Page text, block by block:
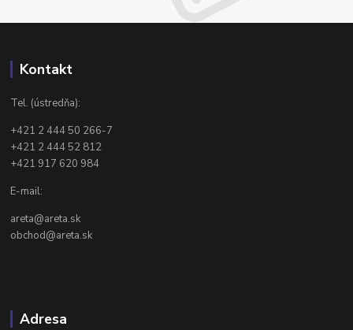
Kontakt
Tel. (ústredňa):
+421 2 444 50 266-7
+421 2 444 52 812
+421 917 620 984
E-mail:
areta@areta.sk
obchod@areta.sk
Adresa